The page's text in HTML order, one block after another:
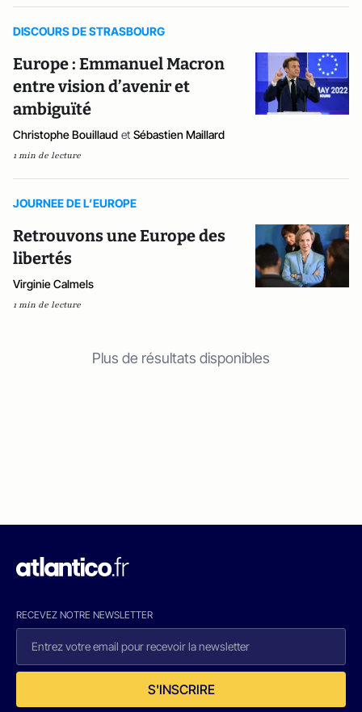
DISCOURS DE STRASBOURG
Europe : Emmanuel Macron
entre vision d’avenir et
ambiguïté
Christophe Bouillaud et Sébastien Maillard
1 min de lecture
JOURNEE DE L’EUROPE
Retrouvons une Europe des
libertés
Virginie Calmels
1 min de lecture
Plus de résultats disponibles
RECEVEZ NOTRE NEWSLETTER
S'INSCRIRE